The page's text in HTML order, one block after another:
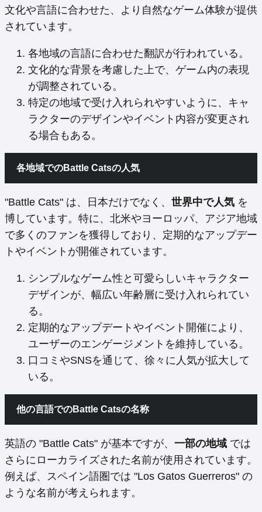
文化や言語に合わせた、より自然なゲーム体験が提供
されています。
各地域の言語に合わせた翻訳が行われている。
文化的な背景を考慮した上で、ゲーム内の表現
が調整されている。
特定の地域で受け入れられやすいように、キャ
ラクターのデザインやイベント内容が変更され
る場合もある。
各地域でのBattle Catsの人気
"Battle Cats" は、日本だけでなく、 世界中で人気 を
博しています。特に、北米やヨーロッパ、アジア地域
で多くのファンを獲得しており、定期的なアップデー
トやイベントが開催されています。
シンプルなゲーム性と可愛らしいキャラクター
デザインが、幅広い年齢層に受け入れられてい
る。
定期的なアップデートやイベント開催により、
ユーザーのエンゲージメントを維持している。
口コミやSNSを通じて、徐々に人気が拡大して
いる。
他の言語でのBattle Catsの名称
英語の "Battle Cats" が基本ですが、 一部の地域 では
さらにローカライズされた名前が使用されています。
例えば、スペイン語圏では "Los Gatos Guerreros" の
ような名前が考えられます。